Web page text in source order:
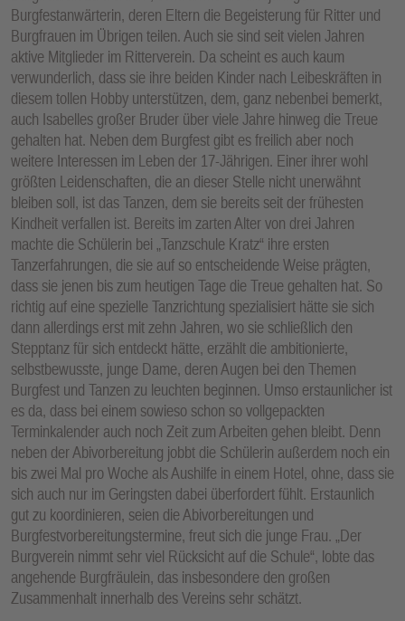
Burgfestanwärterin, deren Eltern die Begeisterung für Ritter und
Burgfrauen im Übrigen teilen. Auch sie sind seit vielen Jahren
aktive Mitglieder im Ritterverein. Da scheint es auch kaum
verwunderlich, dass sie ihre beiden Kinder nach Leibeskräften in
diesem tollen Hobby unterstützen, dem, ganz nebenbei bemerkt,
auch Isabelles großer Bruder über viele Jahre hinweg die Treue
gehalten hat. Neben dem Burgfest gibt es freilich aber noch
weitere Interessen im Leben der 17-Jährigen. Einer ihrer wohl
größten Leidenschaften, die an dieser Stelle nicht unerwähnt
bleiben soll, ist das Tanzen, dem sie bereits seit der frühesten
Kindheit verfallen ist. Bereits im zarten Alter von drei Jahren
machte die Schülerin bei „Tanzschule Kratz“ ihre ersten
Tanzerfahrungen, die sie auf so entscheidende Weise prägten,
dass sie jenen bis zum heutigen Tage die Treue gehalten hat. So
richtig auf eine spezielle Tanzrichtung spezialisiert hätte sie sich
dann allerdings erst mit zehn Jahren, wo sie schließlich den
Stepptanz für sich entdeckt hätte, erzählt die ambitionierte,
selbstbewusste, junge Dame, deren Augen bei den Themen
Burgfest und Tanzen zu leuchten beginnen. Umso erstaunlicher ist
es da, dass bei einem sowieso schon so vollgepackten
Terminkalender auch noch Zeit zum Arbeiten gehen bleibt. Denn
neben der Abivorbereitung jobbt die Schülerin außerdem noch ein
bis zwei Mal pro Woche als Aushilfe in einem Hotel, ohne, dass sie
sich auch nur im Geringsten dabei überfordert fühlt. Erstaunlich
gut zu koordinieren, seien die Abivorbereitungen und
Burgfestvorbereitungstermine, freut sich die junge Frau. „Der
Burgverein nimmt sehr viel Rücksicht auf die Schule“, lobte das
angehende Burgfräulein, das insbesondere den großen
Zusammenhalt innerhalb des Vereins sehr schätzt.